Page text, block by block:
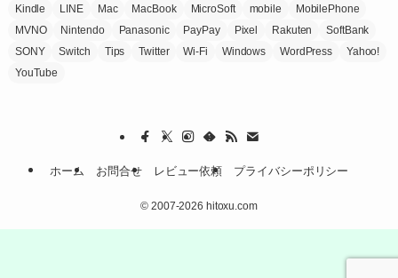
Kindle
LINE Mac MacBook MicroSoft mobile
MobilePhone
MVNO
Nintendo Panasonic PayPay Pixel Rakuten
SoftBank
SONY
Switch Tips Twitter Wi-Fi Windows WordPress
Yahoo!
YouTube
ホーム お問合せ レビュー依頼 プライバシーポリシー
© 2007-2026 hitoxu.com